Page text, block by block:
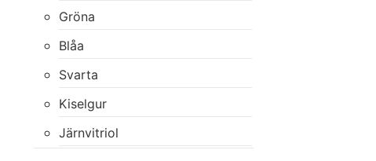
Gröna
Blåa
Svarta
Kiselgur
Järnvitriol